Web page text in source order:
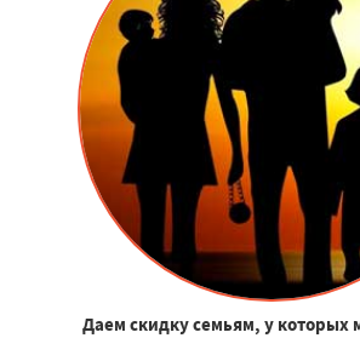
Даем скидку семьям, у которых